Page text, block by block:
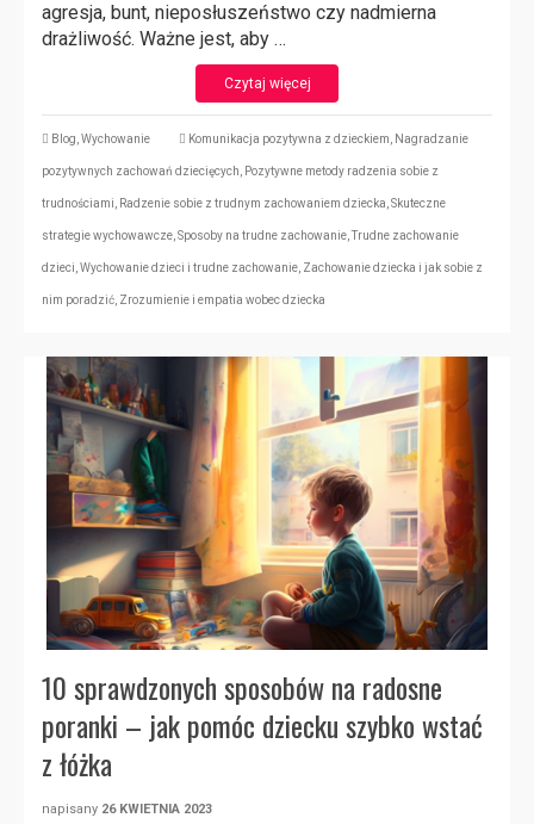
agresja, bunt, nieposłuszeństwo czy nadmierna
drażliwość. Ważne jest, aby …
Czytaj więcej
Blog Wychowanie Komunikacja pozytywna z dzieckiem Nagradzanie
pozytywnych zachowań dziecięcych Pozytywne metody radzenia sobie z
trudnościami Radzenie sobie z trudnym zachowaniem dziecka Skuteczne
strategie wychowawcze Sposoby na trudne zachowanie ,Trudne zachowanie
dzieci Wychowanie dzieci i trudne zachowanie Zachowanie dziecka i jak sobie z
nim poradzić Zrozumienie i empatia wobec dziecka
10 sprawdzonych sposobów na radosne
poranki – jak pomóc dziecku szybko wstać
z łóżka
napisany 26 KWIETNIA 2023